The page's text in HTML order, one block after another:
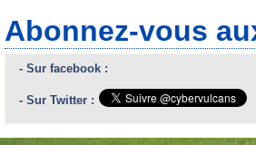
Abonnez-vous
- Sur facebook :
- Sur Twitter :